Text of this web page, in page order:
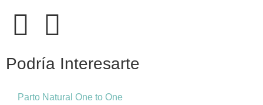
Podría Interesarte
Parto Natural One to One